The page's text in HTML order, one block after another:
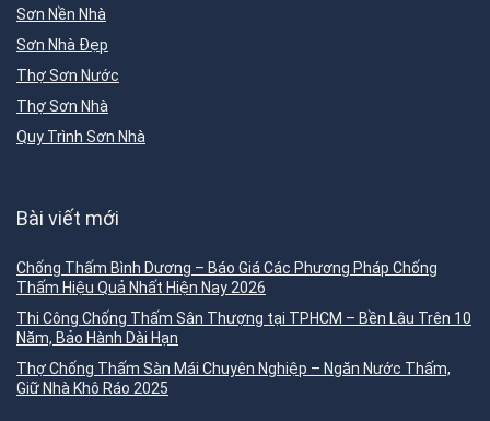
Sơn Nền Nhà
Sơn Nhà Đẹp
Thợ Sơn Nước
Thợ Sơn Nhà
Quy Trình Sơn Nhà
Bài viết mới
Chống Thấm Bình Dương – Báo Giá Các Phương Pháp Chống
Thấm Hiệu Quả Nhất Hiện Nay 2026
Thi Công Chống Thấm Sân Thượng tại TPHCM – Bền Lâu Trên 10
Năm, Bảo Hành Dài Hạn
Thợ Chống Thấm Sàn Mái Chuyên Nghiệp – Ngăn Nước Thấm,
Giữ Nhà Khô Ráo 2025